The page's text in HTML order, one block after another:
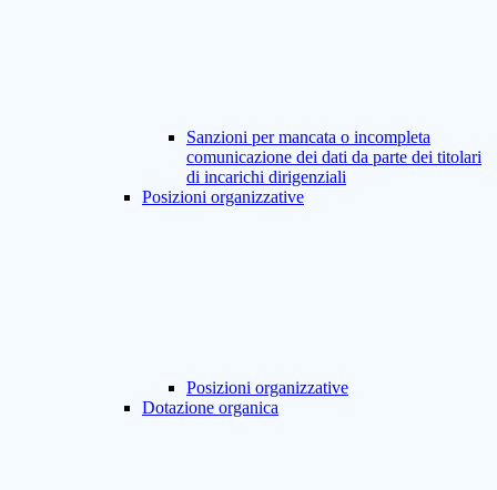
Sanzioni per mancata o incompleta
comunicazione dei dati da parte dei titolari
di incarichi dirigenziali
Posizioni organizzative
Posizioni organizzative
Dotazione organica